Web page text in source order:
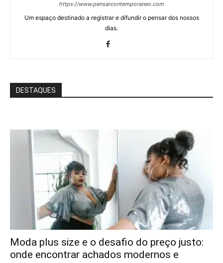
https://www.pensarcontemporaneo.com
Um espaço destinado a registrar e difundir o pensar dos nossos
dias.
DESTAQUES
Moda plus size e o desafio do preço justo:
onde encontrar achados modernos e